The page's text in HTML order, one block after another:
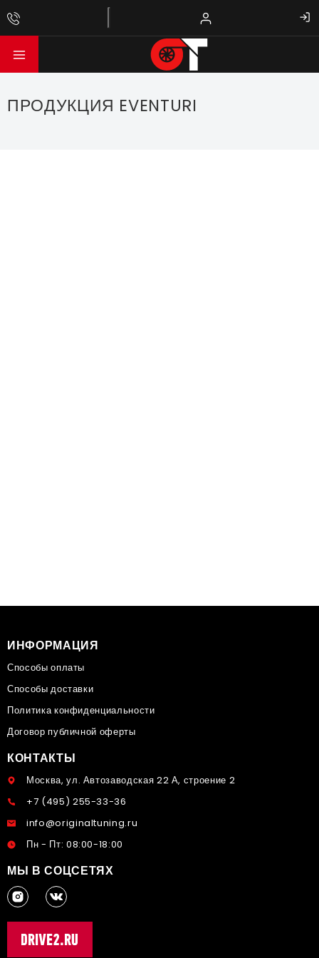
ПРОДУКЦИЯ EVENTURI
ИНФОРМАЦИЯ
Способы оплаты
Способы доставки
Политика конфиденциальности
Договор публичной оферты
КОНТАКТЫ
Москва, ул. Автозаводская 22 А, строение 2
+7 (495) 255-33-36
info@originaltuning.ru
Пн - Пт: 08:00-18:00
МЫ В СОЦСЕТЯХ